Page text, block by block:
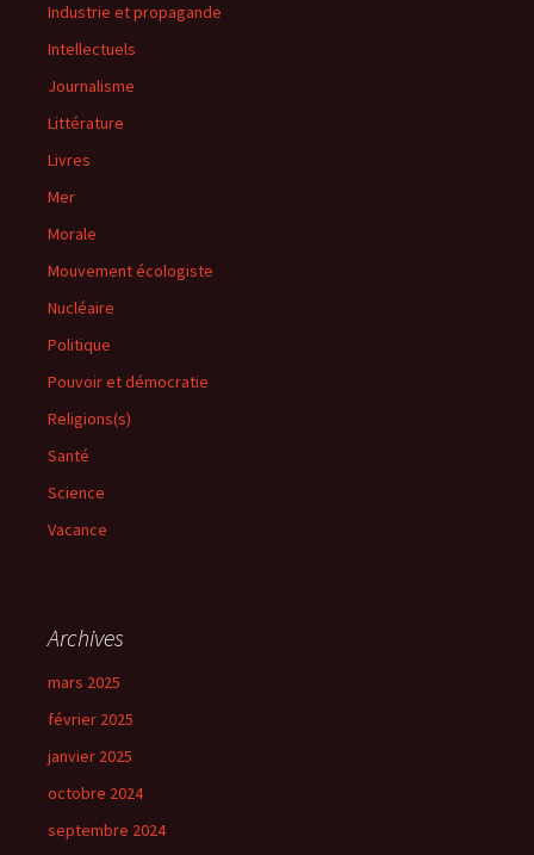
Industrie et propagande
Intellectuels
Journalisme
Littérature
Livres
Mer
Morale
Mouvement écologiste
Nucléaire
Politique
Pouvoir et démocratie
Religions(s)
Santé
Science
Vacance
Archives
mars 2025
février 2025
janvier 2025
octobre 2024
septembre 2024